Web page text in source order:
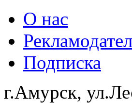
О нас
Подписка
г.Амурск,